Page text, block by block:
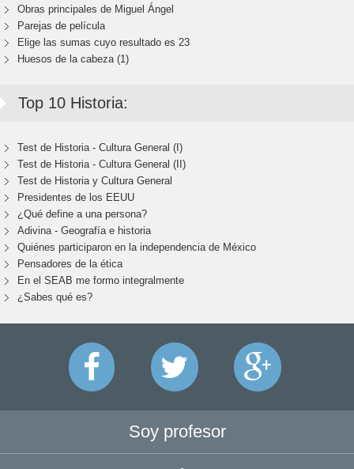
Obras principales de Miguel Ángel
Parejas de película
Elige las sumas cuyo resultado es 23
Huesos de la cabeza (1)
Top 10 Historia:
Test de Historia - Cultura General (I)
Test de Historia - Cultura General (II)
Test de Historia y Cultura General
Presidentes de los EEUU
¿Qué define a una persona?
Adivina - Geografía e historia
Quiénes participaron en la independencia de México
Pensadores de la ética
En el SEAB me formo integralmente
¿Sabes qué es?
Soy profesor